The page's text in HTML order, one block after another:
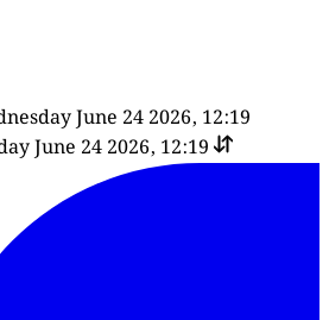
June 24 2026, 12:19
June 24 2026, 12:19